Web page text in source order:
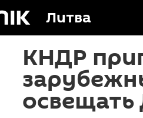
Литва
КНДР
освещать